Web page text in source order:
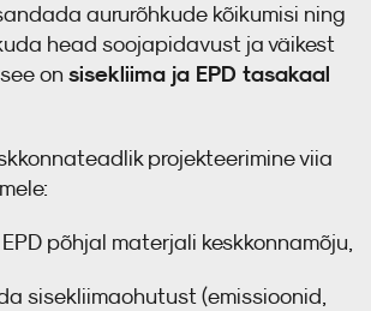
aururõhkude kõikumisi ning
head soojapidavust ja väikest
on sisekliima ja EPD tasakaal
projekteerimine viia
põhjal materjali keskkonnamõju,
(emissioonid,